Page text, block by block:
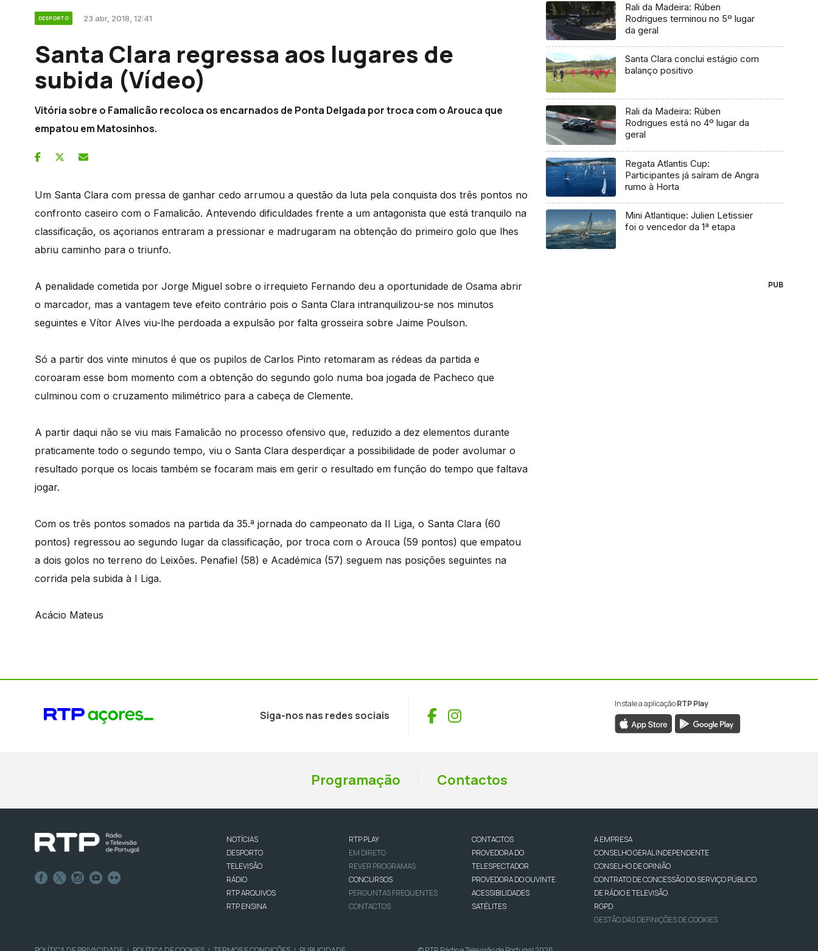
DESPORTO 23 abr, 2018, 12:41
Santa Clara regressa aos lugares de
subida (Vídeo)
Vitória sobre o Famalicão recoloca os encarnados de Ponta Delgada por troca com o Arouca que
empatou em Matosinhos.
Um Santa Clara com pressa de ganhar cedo arrumou a questão da luta pela conquista dos três pontos no
confronto caseiro com o Famalicão. Antevendo dificuldades frente a um antagonista que está tranquilo na
classificação, os açorianos entraram a pressionar e madrugaram na obtenção do primeiro golo que lhes
abriu caminho para o triunfo.
A penalidade cometida por Jorge Miguel sobre o irrequieto Fernando deu a oportunidade de Osama abrir
o marcador, mas a vantagem teve efeito contrário pois o Santa Clara intranquilizou-se nos minutos
seguintes e Vítor Alves viu-lhe perdoada a expulsão por falta grosseira sobre Jaime Poulson.
Só a partir dos vinte minutos é que os pupilos de Carlos Pinto retomaram as rédeas da partida e
coroaram esse bom momento com a obtenção do segundo golo numa boa jogada de Pacheco que
culminou com o cruzamento milimétrico para a cabeça de Clemente.
A partir daqui não se viu mais Famalicão no processo ofensivo que, reduzido a dez elementos durante
praticamente todo o segundo tempo, viu o Santa Clara desperdiçar a possibilidade de poder avolumar o
resultado porque os locais também se focaram mais em gerir o resultado em função do tempo que faltava
jogar.
Com os três pontos somados na partida da 35.ª jornada do campeonato da II Liga, o Santa Clara (60
pontos) regressou ao segundo lugar da classificação, por troca com o Arouca (59 pontos) que empatou
a dois golos no terreno do Leixões. Penafiel (58) e Académica (57) seguem nas posições seguintes na
corrida pela subida à I Liga.
Acácio Mateus
Rali da Madeira: Rúben
Rodrigues terminou no 5º lugar
da geral
Santa Clara conclui estágio com
balanço positivo
Rali da Madeira: Rúben
Rodrigues está no 4º lugar da
geral
Regata Atlantis Cup:
Participantes já saíram de Angra
rumo à Horta
Mini Atlantique: Julien Letissier
foi o vencedor da 1ª etapa
PUB
Siga-nos nas redes sociais Facebook
Instagram
Instale a aplicaçãoRTP Play
Programação Contactos
NOTÍCIAS
DESPORTO
TELEVISÃO
RÁDIO
RTP ARQUIVOS
RTP ENSINA
RTP PLAY
EM DIRETO
REVER PROGRAMAS
CONCURSOS
PERGUNTAS FREQUENTES
CONTACTOS
CONTACTOS
PROVEDORA DO
TELESPECTADOR
PROVEDORA DO OUVINTE
ACESSIBILIDADES
SATÉLITES
A EMPRESA
CONSELHO GERAL INDEPENDENTE
CONSELHO DE OPINIÃO
CONTRATO DE CONCESSÃO DO SERVIÇO PÚBLICO
DE RÁDIO E TELEVISÃO
RGPD
GESTÃO DAS DEFINIÇÕES DE COOKIES